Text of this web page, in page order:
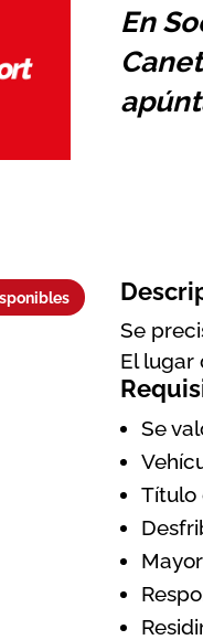
En
Se
El lugar
Se
Título